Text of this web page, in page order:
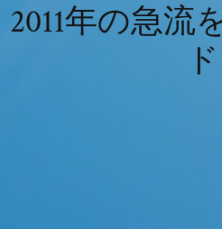
2011年の急流
ド